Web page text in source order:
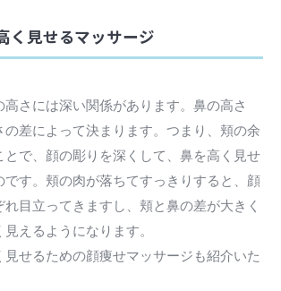
く見せるマッサージ
高さには深い関係があります。鼻の高さ
の差によって決まります。つまり、頬の余
とで、顔の彫りを深くして、鼻を高く見せ
です。頬の肉が落ちてすっきりすると、顔
目立ってきますし、頬と鼻の差が大きく
えるようになります。
見せるための顔痩せマッサージも紹介いた